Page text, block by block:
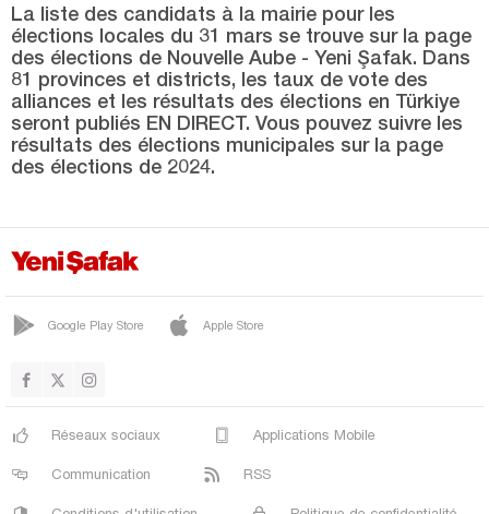
KOYULHİSAR
CENTRE
ŞARKIŞLA
SIZIR
ULAŞ
YILDIZ
YILDIZELİ
Tekirdağ
La liste des candidats à la mairie pour les
élections locales du 31 mars se trouve sur la page
des élections de Nouvelle Aube - Yeni Şafak. Dans
81 provinces et districts, les taux de vote des
alliances et les résultats des élections en Türkiye
seront publiés EN DIRECT. Vous pouvez suivre les
résultats des élections municipales sur la page
des élections de 2024.
Google Play Store Apple Store
Réseaux sociaux Applications Mobile
Communication RSS